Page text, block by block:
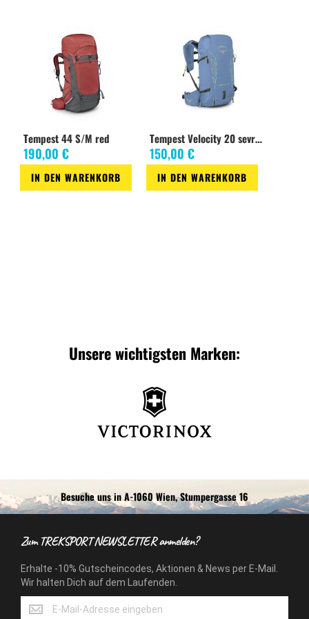
Tempest 44 S/M red
190,00 €
IN DEN WARENKORB
Tempest Velocity 20 sevres blue
150,00 €
IN DEN WARENKORB
Unsere wichtigsten Marken:
Besuche uns in A-1060 Wien, Stumpergasse 16
Zum TREKSPORT NEWSLETTER anmelden?
Erhalte -10% Gutscheincodes, Aktionen & News per E-Mail.
Wir halten Dich auf dem Laufenden.
Erhalte
-10%